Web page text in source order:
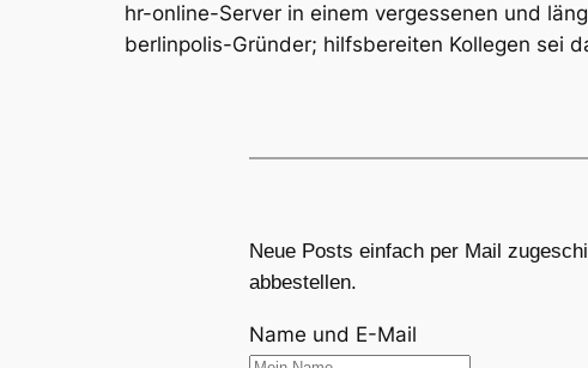
hr-online-Server in einem vergessenen und
berlinpolis-Gründer; hilfsbereiten Kollegen sei
Neue Posts einfach per Mail
abbestellen.
Name und E-Mail